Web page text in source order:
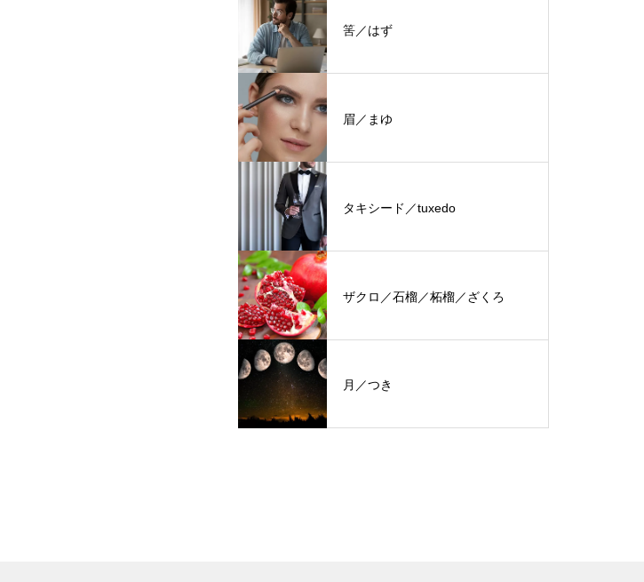
筈／はず
眉／まゆ
タキシード／tuxedo
ザクロ／石榴／柘榴／ざくろ
月／つき